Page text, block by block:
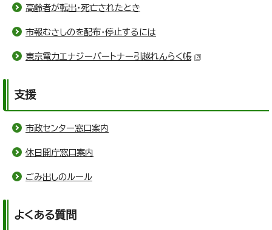
高齢者が転出・死亡されたとき
市報むさしのを配布・停止するには
東京電力エナジーパートナー引越れんらく帳
支援
市政センター窓口案内
休日開庁窓口案内
ごみ出しのルール
よくある質問